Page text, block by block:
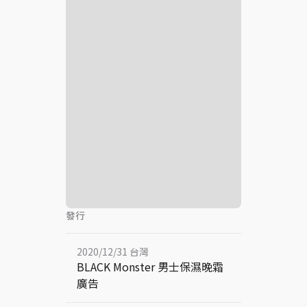
發行
2020/12/31 台灣
BLACK Monster 男士保濕晚霜
廣告